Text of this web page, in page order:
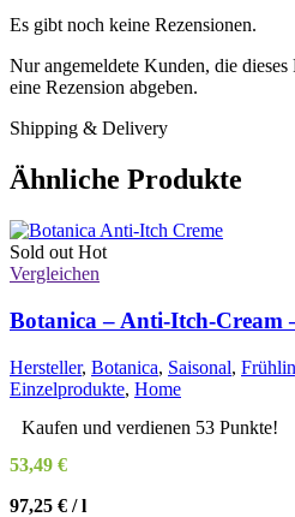
Es gibt noch keine Rezensionen.
Nur angemeldete Kunden, die
eine Rezension abgeben.
Shipping & Delivery
Ähnliche Produkte
Sold out Hot
Vergleichen
Botanica – Anti-Itch-Cream
Hersteller, Botanica, Saisonal,
Einzelprodukte, Home
Kaufen und verdienen 53 Punkte!
53,49 €
97,25 € /l